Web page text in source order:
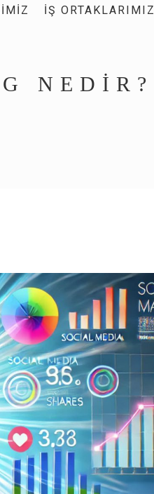
İŞ ORTAKLARIMIZ
NEDIR?